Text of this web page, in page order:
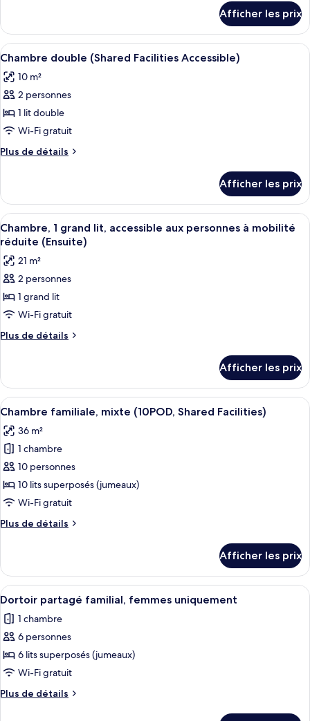
Chambre
avec
lits
jumeaux
(Ensuite)
Chambre
avec
lits
(Ensuite)
Afficher les prix
Afficher
toutes
les
photos
pour
ce
type
de
Chambre
double
(Shared
Facilities
Accessible)
Une chambre moderne avec un lit,
4
Chambre double (Shared Facilities Accessible)
10 m²
2 personnes
1 lit double
Wi-Fi gratuit
Plus de détails
Plus
Chambre
double
(Shared
Facilities
Accessible)
Afficher les prix
Afficher
toutes
les
photos
pour
ce
type
de
1
grand
lit,
accessible
aux
personnes
à
mobilité
réduite
(Ensuite)
Une chambre d’hôtel moderne
5
Chambre, 1 grand lit, accessible aux personnes à mobilité
réduite (Ensuite)
21 m²
2 personnes
1 grand lit
Wi-Fi gratuit
Plus de détails
Plus
Chambre,
grand
accessible
aux
personnes
à
mobilité
réduite
(Ensuite)
Afficher les prix
Afficher
toutes
les
photos
pour
ce
type
chambre :
mixte
(10POD,
Shared
Facilities)
Un intérieur moderne avec un lit,
7
Chambre familiale, mixte (10POD, Shared Facilities)
36 m²
1 chambre
10 personnes
10 lits superposés (jumeaux)
Wi-Fi gratuit
Plus de détails
Plus
Chambre
familiale,
mixte
Shared
Facilities)
Afficher les prix
Afficher
toutes
les
photos
pour
ce
type
de
Une personne vêtue d’une robe
6
Dortoir partagé familial, femmes uniquement
1 chambre
6 personnes
6 lits superposés (jumeaux)
Wi-Fi gratuit
Plus de détails
Plus